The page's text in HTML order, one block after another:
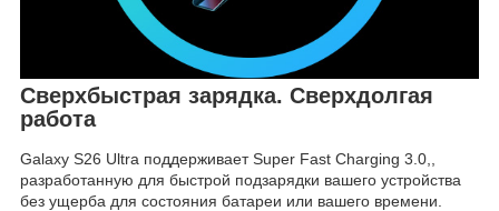
Сверхбыстрая зарядка. Сверхдолгая
работа
Galaxy S26 Ultra поддерживает Super Fast Charging 3.0,,
разработанную для быстрой подзарядки вашего устройства
без ущерба для состояния батареи или вашего времени.